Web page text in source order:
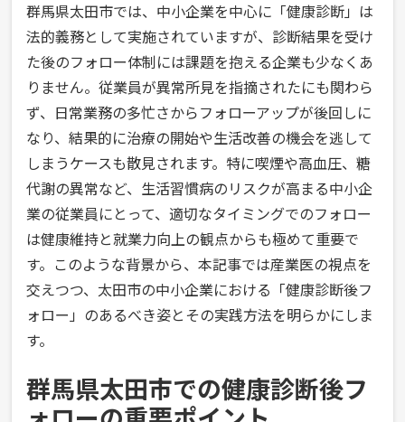
群馬県太田市では、中小企業を中心に「健康診断」は
法的義務として実施されていますが、診断結果を受け
た後のフォロー体制には課題を抱える企業も少なくあ
りません。従業員が異常所見を指摘されたにも関わら
ず、日常業務の多忙さからフォローアップが後回しに
なり、結果的に治療の開始や生活改善の機会を逃して
しまうケースも散見されます。特に喫煙や高血圧、糖
代謝の異常など、生活習慣病のリスクが高まる中小企
業の従業員にとって、適切なタイミングでのフォロー
は健康維持と就業力向上の観点からも極めて重要で
す。このような背景から、本記事では産業医の視点を
交えつつ、太田市の中小企業における「健康診断後フ
ォロー」のあるべき姿とその実践方法を明らかにしま
す。
群馬県太田市での健康診断後フ